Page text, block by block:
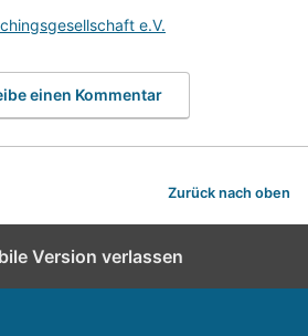
e.V.
einen Kommentar
Zurück nach oben
Version verlassen